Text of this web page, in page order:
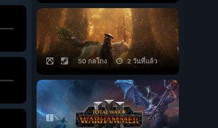
50 กลโกง 2 วันที่แล้ว